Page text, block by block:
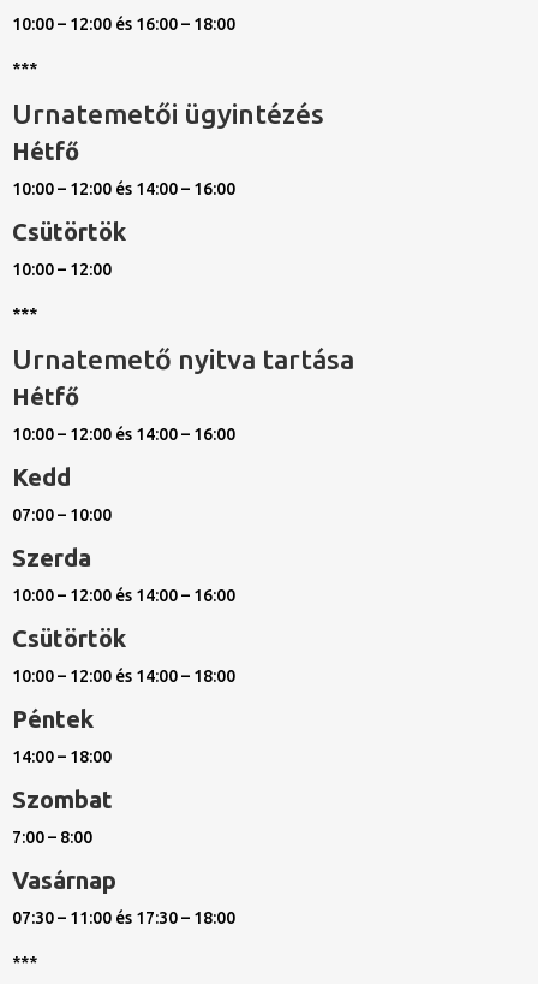
10:00 – 12:00 és 16:00 – 18:00
***
Urnatemetői ügyintézés
Hétfő
10:00 – 12:00 és 14:00 – 16:00
Csütörtök
10:00 – 12:00
***
Urnatemető nyitva tartása
Hétfő
10:00 – 12:00 és 14:00 – 16:00
Kedd
07:00 – 10:00
Szerda
10:00 – 12:00 és 14:00 – 16:00
Csütörtök
10:00 – 12:00 és 14:00 – 18:00
Péntek
14:00 – 18:00
Szombat
7:00 – 8:00
Vasárnap
07:30 – 11:00 és 17:30 – 18:00
***